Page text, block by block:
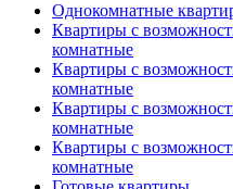
Однокомнатные
Квартиры с
комнатные
Квартиры с
комнатные
Квартиры с
комнатные
Квартиры с
комнатные